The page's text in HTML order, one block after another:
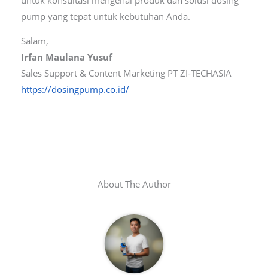
pump yang tepat untuk kebutuhan Anda.
Salam,
Irfan Maulana Yusuf
Sales Support & Content Marketing PT ZI-TECHASIA
https://dosingpump.co.id/
About The Author